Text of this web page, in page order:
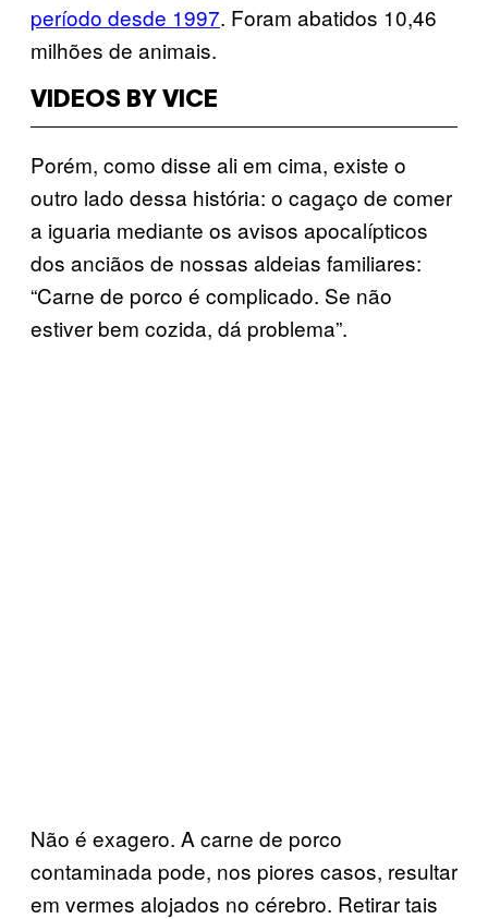
período desde 1997. Foram abatidos 10,46
milhões de animais.
VIDEOS BY VICE
Porém, como disse ali em cima, existe o
outro lado dessa história: o cagaço de comer
a iguaria mediante os avisos apocalípticos
dos anciãos de nossas aldeias familiares:
“Carne de porco é complicado. Se não
estiver bem cozida, dá problema”.
Não é exagero. A carne de porco
contaminada pode, nos piores casos, resultar
em vermes alojados no cérebro. Retirar tais